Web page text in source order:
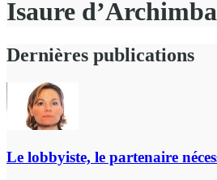
Isaure
Dernières publications
Le lobbyiste, le partenaire